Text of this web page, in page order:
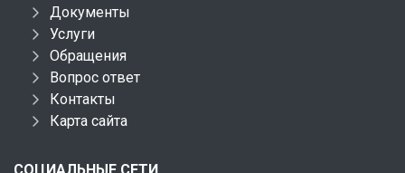
Документы
Услуги
Обращения
Вопрос ответ
Контакты
Карта сайта